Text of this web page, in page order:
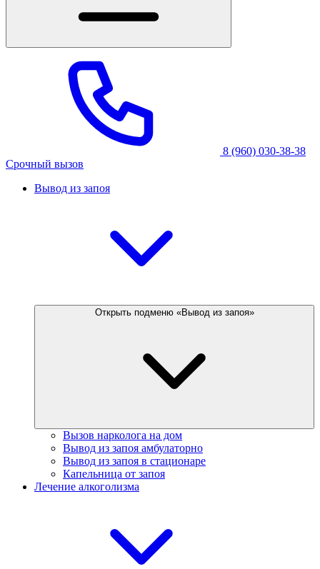
8 (960) 030-38-38
Срочный вызов
Вывод из запоя
Открыть подменю «Вывод из запоя»
Вызов нарколога на дом
Вывод из запоя амбулаторно
Вывод из запоя в стационаре
Капельница от запоя
Лечение алкоголизма